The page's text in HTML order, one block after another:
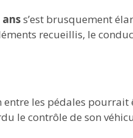
s’est brusquement
recueillis, le
les pédales pourrait
le contrôle de son